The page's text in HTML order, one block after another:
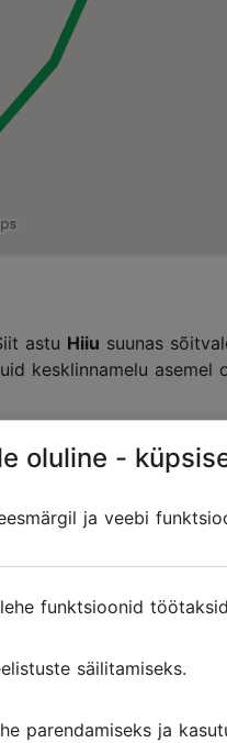
astu Hiiu suunas
kesklinnamelu asemel
oluline -
ja veebi
funktsioonid
säilitamiseks.
parendamiseks ja